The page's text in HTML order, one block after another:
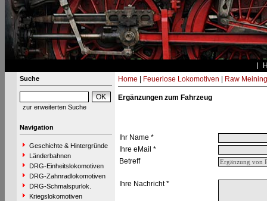
Suche
zur erweiterten Suche
Navigation
Geschichte & Hintergründe
Länderbahnen
DRG-Einheitslokomotiven
DRG-Zahnradlokomotiven
DRG-Schmalspurlok.
Kriegslokomotiven
Home Feuerlose Lokomotiven Raw
Ergänzungen zum Fahrzeug
Ihr Name *
Ihre eMail *
Betreff
Ihre Nachricht *